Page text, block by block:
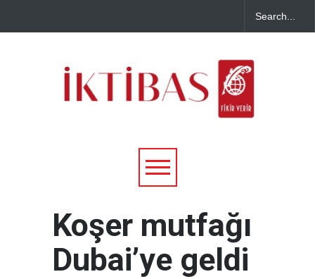
Koşer mutfağı
Dubai’ye geldi